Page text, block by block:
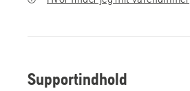
Supportindhold